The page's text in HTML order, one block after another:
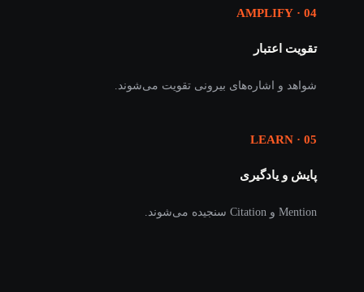
04 · AMPLIFY
تقویت اعتبار
شواهد و اشاره‌های بیرونی تقویت می‌شوند.
05 · LEARN
پایش و یادگیری
Mention و Citation سنجیده می‌شوند.